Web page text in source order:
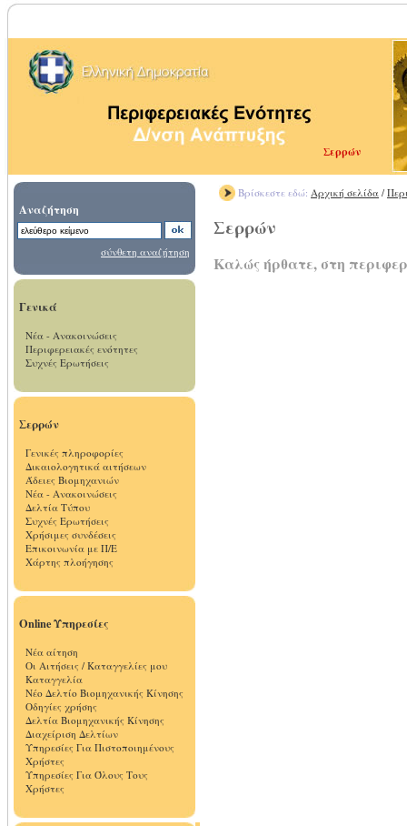
Σερρών
Αναζήτηση
σύνθετη αναζήτηση
Γενικά
Νέα - Ανακοινώσεις
Περιφερειακές ενότητες
Συχνές Ερωτήσεις
Σερρών
Γενικές πληροφορίες
Δικαιολογητικά αιτήσεων
Άδειες Βιομηχανιών
Νέα - Ανακοινώσεις
Δελτία Τύπου
Συχνές Ερωτήσεις
Χρήσιμες συνδέσεις
Επικοινωνία με Π/Ε
Χάρτης πλοήγησης
Online Υπηρεσίες
Νέα αίτηση
Οι Αιτήσεις / Καταγγελίες μου
Καταγγελία
Νέο Δελτίο Βιομηχανικής Κίνησης
Οδηγίες χρήσης
Δελτία Βιομηχανικής Κίνησης
Διαχείριση Δελτίων
Υπηρεσίες Για Πιστοποιημένους
Χρήστες
Υπηρεσίες Για Όλους Τους
Χρήστες
Βρίσκεστε εδώ: Αρχική σελίδα /
Σερρών
Καλώς ήρθατε, στη